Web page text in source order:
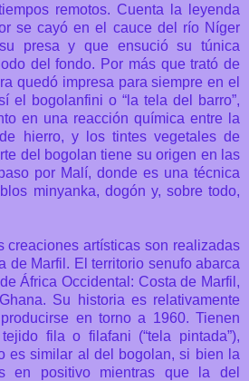
remotos. Cuenta la leyenda
se cayó en el cauce del río Níger
presa y que ensució su túnica
del fondo. Por más que trató de
quedó impresa para siempre en el
el bogolanfini o “la tela del barro”,
en una reacción química entre la
hierro, y los tintes vegetales de
del bogolan tiene su origen en las
por Malí, donde es una técnica
minyanka, dogón y, sobre todo,
creaciones artísticas son realizadas
de Marfil. El territorio senufo abarca
África Occidental: Costa de Marfil,
Su historia es relativamente
en torno a 1960. Tienen
fila o filafani (“tela pintada”),
es similar al del bogolan, si bien la
en positivo mientras que la del